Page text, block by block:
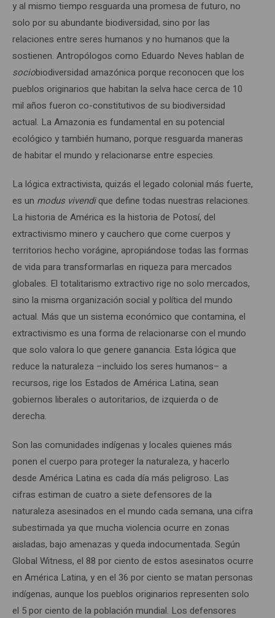
y al mismo tiempo resguarda una promesa de futuro, no
solo por su abundante biodiversidad, sino por las
relaciones entre seres humanos y no humanos que la
sostienen. Antropólogos como Eduardo Neves hablan de
sociobiodiversidad amazónica porque reconocen que los
pueblos originarios que habitan la selva hace cerca de 10
mil años fueron co-constitutivos de su biodiversidad
actual. La Amazonia es fundamental en su potencial
ecológico y también humano, porque resguarda maneras
de habitar el mundo y relacionarse entre especies.
La lógica extractivista, quizás el legado colonial más fuerte,
es un modus vivendique define todas nuestras relaciones.
La historia de América es la historia de Potosí, del
extractivismo minero y cauchero que come cuerpos y
territorios hecho vorágine, apropiándose todas las formas
de vida para transformarlas en riqueza para mercados
globales. El totalitarismo extractivo rige no solo mercados,
sino la misma organización social y política del mundo
actual. Más que un sistema económico que contamina, el
extractivismo es una forma de relacionarse con el mundo
que solo valora lo que genere ganancia. Esta lógica que
reduce la naturaleza –incluido los seres humanos– a
recursos, rige los Estados de América Latina, sean
gobiernos liberales o autoritarios, de izquierda o de
derecha.
Son las comunidades indígenas y locales quienes más
ponen el cuerpo para proteger la naturaleza, y hacerlo
desde América Latina es cada día más peligroso. Las
cifras estiman de cuatro a siete defensores de la
naturaleza asesinados en el mundo cada semana, una cifra
subestimada ya que mucha violencia ocurre en zonas
aisladas, bajo amenazas y queda indocumentada. Según
Global Witness, el 88 por ciento de estos asesinatos ocurre
en América Latina, y en el 36 por ciento se matan personas
indígenas, aunque los pueblos originarios representen solo
el 5 por ciento de la población mundial. Los defensores